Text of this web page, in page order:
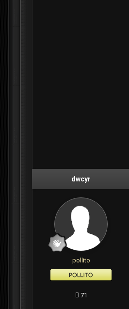
dwcyr
pollito
71